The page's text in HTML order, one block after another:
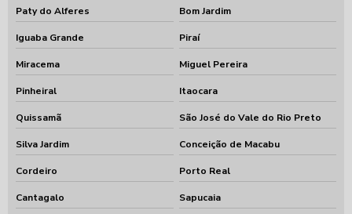
Paty do Alferes Bom Jardim
Iguaba Grande Piraí
Miracema Miguel Pereira
Pinheiral Itaocara
Quissamã São José do Vale do Rio Preto
Silva Jardim Conceição de Macabu
Cordeiro Porto Real
Cantagalo Sapucaia